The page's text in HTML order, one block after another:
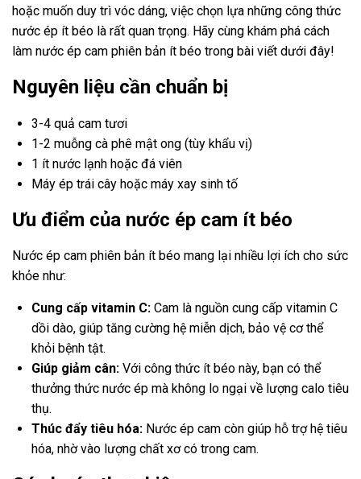
hoặc muốn duy trì vóc dáng, việc chọn lựa những công thức
nước ép ít béo là rất quan trọng. Hãy cùng khám phá cách
làm nước ép cam phiên bản ít béo trong bài viết dưới đây!
Nguyên liệu cần chuẩn bị
3-4 quả cam tươi
1-2 muỗng cà phê mật ong (tùy khẩu vị)
1 ít nước lạnh hoặc đá viên
Máy ép trái cây hoặc máy xay sinh tố
Ưu điểm của nước ép cam ít béo
Nước ép cam phiên bản ít béo mang lại nhiều lợi ích cho sức
khỏe như:
Cung cấp vitamin C: Cam là nguồn cung cấp vitamin C
dồi dào, giúp tăng cường hệ miễn dịch, bảo vệ cơ thể
khỏi bệnh tật.
Giúp giảm cân: Với công thức ít béo này, bạn có thể
thưởng thức nước ép mà không lo ngại về lượng calo tiêu
thụ.
Thúc đẩy tiêu hóa: Nước ép cam còn giúp hỗ trợ hệ tiêu
hóa, nhờ vào lượng chất xơ có trong cam.